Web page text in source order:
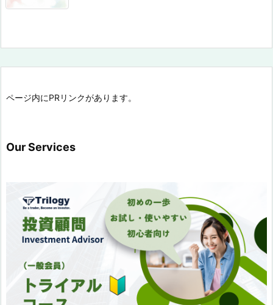
ページ内にPRリンクがあります。
Our Services